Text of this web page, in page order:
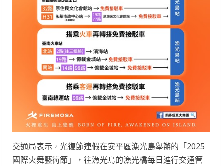
交通局表示，光復節連假在安平區漁光島舉辦的「2025
國際火舞藝術節」，往漁光島的漁光橋每日進行交通管